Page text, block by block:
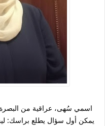
يمكن أول سؤال يطلع براسك: